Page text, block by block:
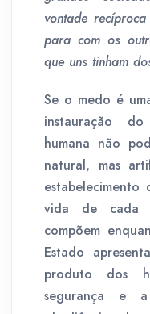
vontade
para com os
que uns tinham
Se o medo é
instauração
humana não
natural, mas
vida de cada
compõem
Estado
produto dos
segurança e